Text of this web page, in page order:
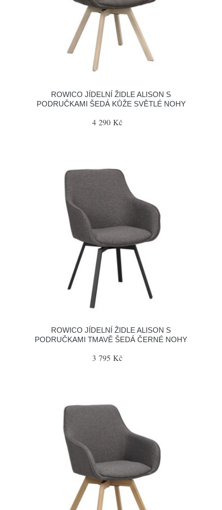
ROWICO JÍDELNÍ ŽIDLE ALISON S
PODRUČKAMI ŠEDÁ KŮŽE SVĚTLÉ NOHY
4 290 Kč
ROWICO JÍDELNÍ ŽIDLE ALISON S
PODRUČKAMI TMAVĚ ŠEDÁ ČERNÉ NOHY
3 795 Kč